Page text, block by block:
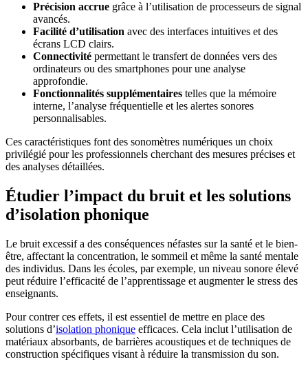
Précision accrue grâce à l’utilisation de processeurs de signal
avancés.
Facilité d’utilisation avec des interfaces intuitives et des
écrans LCD clairs.
Connectivité permettant le transfert de données vers des
ordinateurs ou des smartphones pour une analyse
approfondie.
Fonctionnalités supplémentaires telles que la mémoire
interne, l’analyse fréquentielle et les alertes sonores
personnalisables.
Ces caractéristiques font des sonomètres numériques un choix
privilégié pour les professionnels cherchant des mesures précises et
des analyses détaillées.
Étudier l’impact du bruit et les solutions
d’isolation phonique
Le bruit excessif a des conséquences néfastes sur la santé et le bien-
être, affectant la concentration, le sommeil et même la santé mentale
des individus. Dans les écoles, par exemple, un niveau sonore élevé
peut réduire l’efficacité de l’apprentissage et augmenter le stress des
enseignants.
Pour contrer ces effets, il est essentiel de mettre en place des
solutions d’isolation phonique efficaces. Cela inclut l’utilisation de
matériaux absorbants, de barrières acoustiques et de techniques de
construction spécifiques visant à réduire la transmission du son.